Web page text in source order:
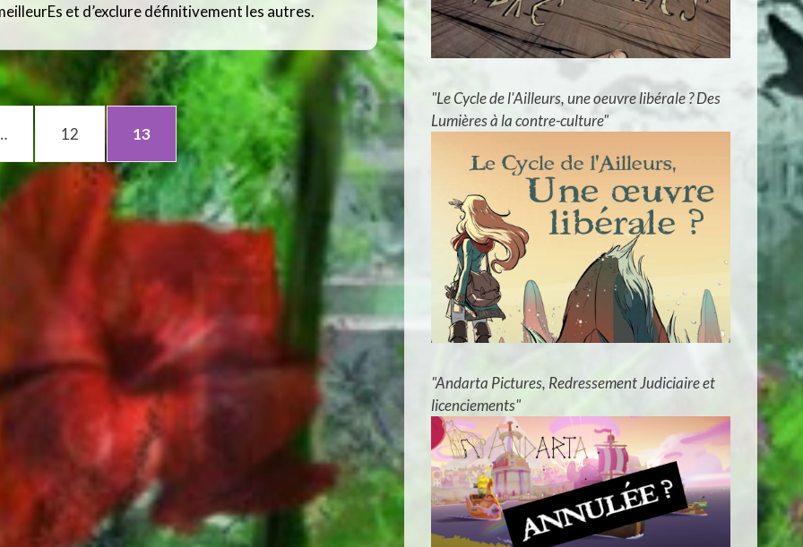
et d’exclure définitivement les autres.
PAGE
12 PAGE
13
"Le Cycle de l'Ailleurs, une oeuvre libérale ? Des
Lumières à la contre-culture"
"Andarta Pictures, Redressement Judiciaire et
licenciements"